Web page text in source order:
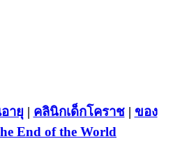
ายุ | คลินิกเด็กโคราช| ของ
End of the World